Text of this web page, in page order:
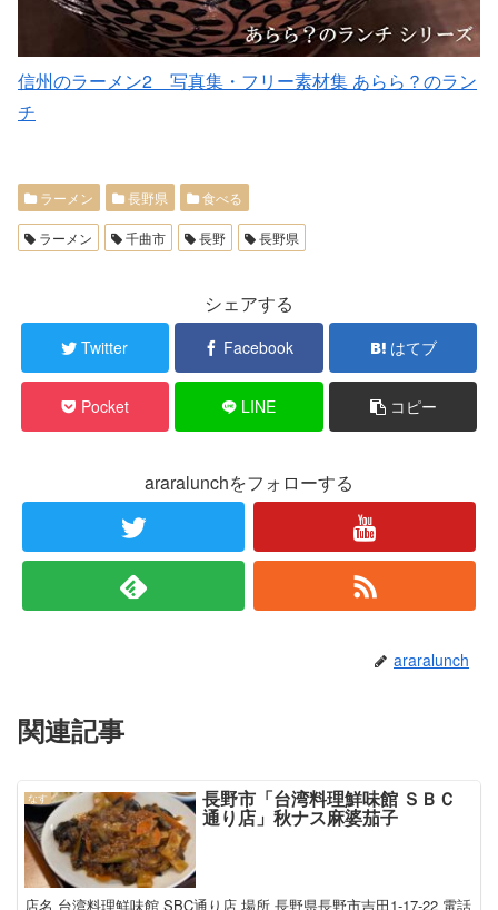
信州のラーメン2 写真集・フリー素材集 あらら？のラン
チ
ラーメン 長野県 食べる
ラーメン 千曲市 長野 長野県
シェアする
Twitter Facebook はてブ
Pocket LINE コピー
araralunchをフォローする
araralunch
関連記事
なす 長野市「台湾料理鮮味館 ＳＢＣ
通り店」秋ナス麻婆茄子
店名 台湾料理鮮味館 SBC通り店 場所 長野県長野市吉田1-17-22 電話